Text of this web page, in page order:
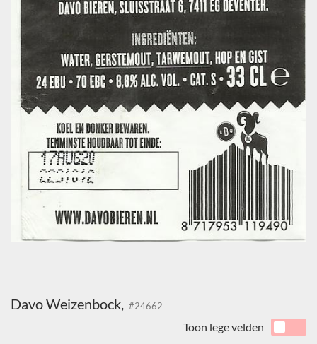
Davo Weizenbock, #24662
Toon lege velden